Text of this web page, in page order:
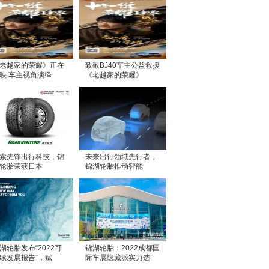
越家的荣耀》正在
车主视角演绎
致敬BJ40车主公益救援
《老越家的荣耀》
先锋出行科技，锦
胎荣获日本
未来出行领域先行者，
锦湖轮胎推动智能
轮胎发布“2022可
发展报告”，赋
锦湖轮胎：2022成都国
际车展隐藏派实力选